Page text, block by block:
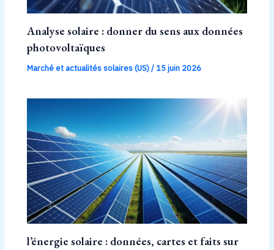
Analyse solaire : donner du sens aux données
photovoltaïques
Marché et actualités solaires (US)/ 15 juin 2026
l’énergie solaire : données, cartes et faits sur